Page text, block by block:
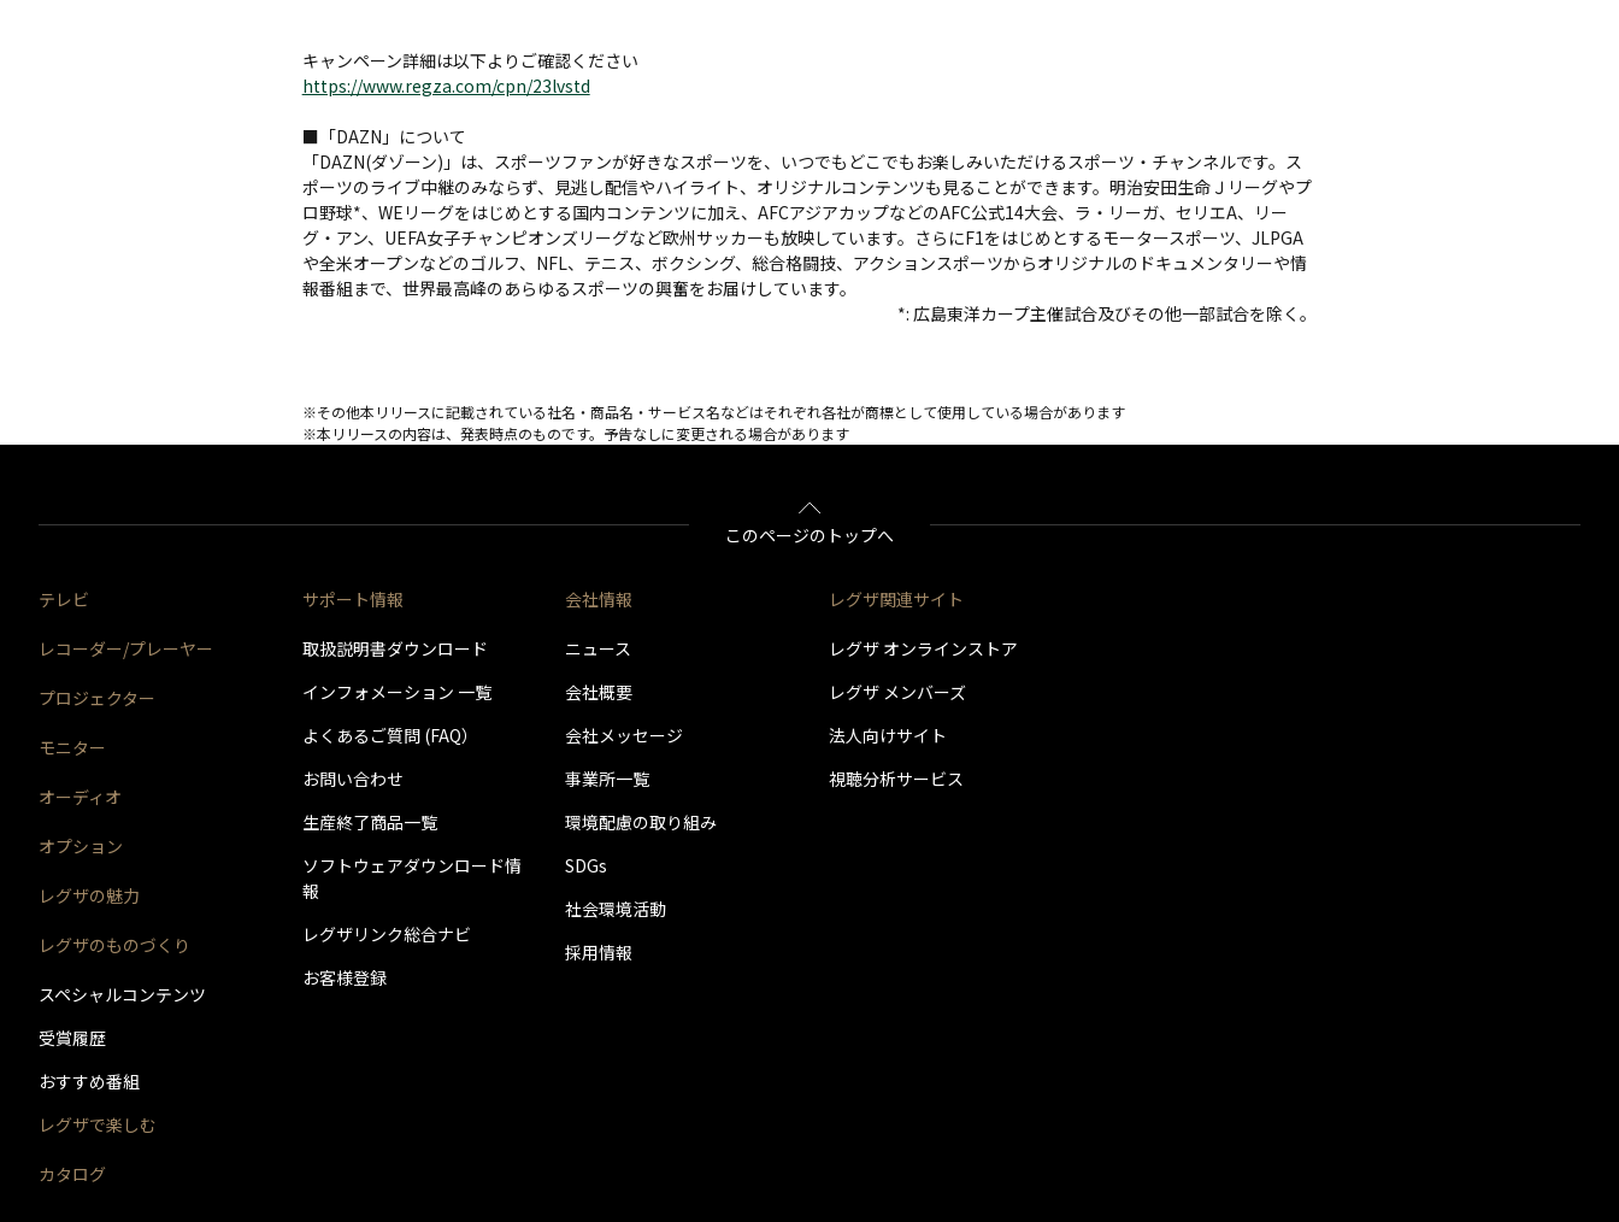
キャンペーン詳細は以下よりご確認ください
https://www.regza.com/cpn/23lvstd
■「DAZN」について
「DAZN(ダゾーン)」は、スポーツファンが好きなスポーツを、いつでもどこでもお楽しみいただけるスポーツ・チャンネルです。ス
ポーツのライブ中継のみならず、見逃し配信やハイライト、オリジナルコンテンツも見ることができます。明治安田生命Ｊリーグやプ
ロ野球*、WEリーグをはじめとする国内コンテンツに加え、AFCアジアカップなどのAFC公式14大会、ラ・リーガ、セリエA、リー
グ・アン、UEFA女子チャンピオンズリーグなど欧州サッカーも放映しています。さらにF1をはじめとするモータースポーツ、JLPGA
や全米オープンなどのゴルフ、NFL、テニス、ボクシング、総合格闘技、アクションスポーツからオリジナルのドキュメンタリーや情
報番組まで、世界最高峰のあらゆるスポーツの興奮をお届けしています。
*: 広島東洋カープ主催試合及びその他一部試合を除く。
※その他本リリースに記載されている社名・商品名・サービス名などはそれぞれ各社が商標として使用している場合があります
※本リリースの内容は、発表時点のものです。予告なしに変更される場合があります
このページのトップへ
テレビ
レコーダー/プレーヤー
プロジェクター
モニター
オーディオ
オプション
レグザの魅力
レグザのものづくり
スペシャルコンテンツ
受賞履歴
おすすめ番組
レグザで楽しむ
カタログ
サポート情報
取扱説明書ダウンロード
インフォメーション 一覧
よくあるご質問 (FAQ）
お問い合わせ
生産終了商品一覧
ソフトウェアダウンロード情
報
レグザリンク総合ナビ
お客様登録
会社情報
ニュース
会社概要
会社メッセージ
事業所一覧
環境配慮の取り組み
SDGs
社会環境活動
採用情報
レグザ関連サイト
レグザ オンラインストア
レグザ メンバーズ
法人向けサイト
視聴分析サービス